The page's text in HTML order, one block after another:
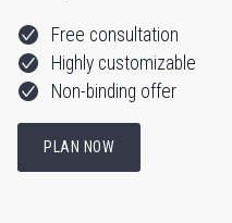
Free consultation
Highly customizable
Non-binding offer
PLAN NOW